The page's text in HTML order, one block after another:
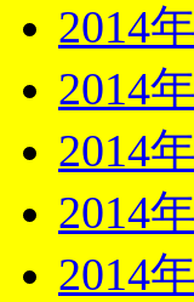
2014
2014
2014
2014
2014